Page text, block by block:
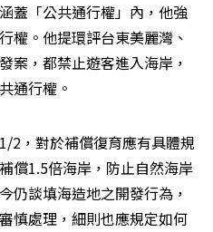
蓋「公共通行權」內，他強
權。他提環評台東美麗灣、
案，都禁止遊客進入海岸，
通行權。
2，對於補償復育應有具體規
償1.5倍海岸，防止自然海岸
仍談填海造地之開發行為，
慎處理，細則也應規定如何